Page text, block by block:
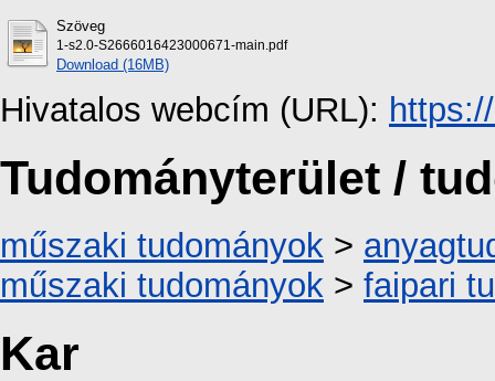
Szöveg
1-s2.0-S2666016423000671-main.pdf
Download (16MB)
Hivatalos webcím (URL):
Tudományterület /
műszaki tudományok >
műszaki tudományok > faipari
Kar